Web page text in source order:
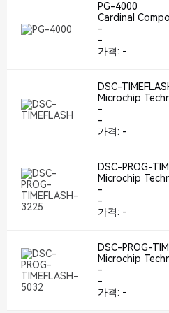
PG-4000
Cardinal
-
-
가격: -
DSC-
Microchip
-
-
가격: -
DSC-PROG-
Microchip
-
-
가격: -
DSC-PROG-
Microchip
-
-
가격: -